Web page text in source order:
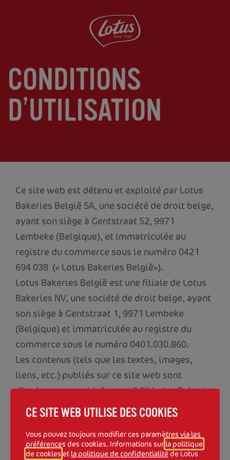
CONDITIONS
D’UTILISATION
Ce site web est détenu et exploité par Lotus
Bakeries België SA, une société de droit belge,
ayant son siège à Gentstraat 52, 9971
Lembeke (Belgique), et immatriculée au
registre du commerce sous le numéro 0421
694 038 (« Lotus Bakeries België»).
Lotus Bakeries België est une filiale de Lotus
Bakeries NV, une société de droit belge, ayant
son siège à Gentstraat 1, 9971 Lembeke
(Belgique) et immatriculée au registre du
commerce sous le numéro 0401.030.860.
Les contenus (tels que les textes, images,
liens, etc.) publiés sur ce site web sont
d’ordre purement informatif. Ni Lotus Bakeries
België ni aucune de ses filiales ne font aucune
déclaration ni ne donnent aucune garantie,
expressément ou implicitement, concernant
l’exactitude, la teneur ou l’exhaustivité de ces
CE SITE WEB UTILISE DES COOKIES
Vous pouvez toujours modifier ces paramètres via les
préférences des cookies. Informations sur la politique
de cookies et la politique de confidentialitéde Lotus